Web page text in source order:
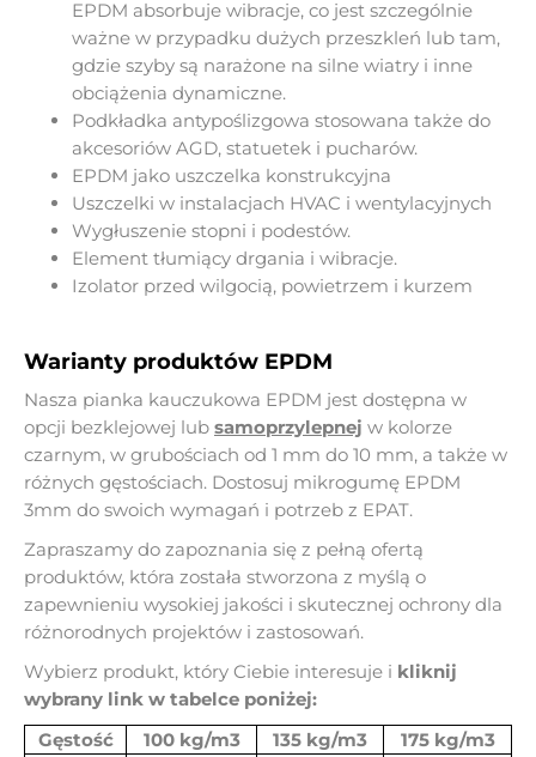
EPDM absorbuje wibracje, co jest szczególnie
ważne w przypadku dużych przeszkleń lub tam,
gdzie szyby są narażone na silne wiatry i inne
obciążenia dynamiczne.
Podkładka antypoślizgowa stosowana także do
akcesoriów AGD, statuetek i pucharów.
EPDM jako uszczelka konstrukcyjna
Uszczelki w instalacjach HVAC i wentylacyjnych
Wygłuszenie stopni i podestów.
Element tłumiący drgania i wibracje.
Izolator przed wilgocią, powietrzem i kurzem
Warianty produktów EPDM
Nasza pianka kauczukowa EPDM jest dostępna w
opcji bezklejowej lub samoprzylepnej w kolorze
czarnym, w grubościach od 1 mm do 10 mm, a także w
różnych gęstościach. Dostosuj mikrogumę EPDM
3mm do swoich wymagań i potrzeb z EPAT.
Zapraszamy do zapoznania się z pełną ofertą
produktów, która została stworzona z myślą o
zapewnieniu wysokiej jakości i skutecznej ochrony dla
różnorodnych projektów i zastosowań.
Wybierz produkt, który Ciebie interesuje i kliknij
wybrany link w tabelce poniżej:
Gęstość
100 kg/m3 135 kg/m3
175 kg/m3